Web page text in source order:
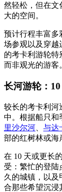
然轻松，但在文
大的空间。
预计行程丰富多
场参观以及穿越
的考卡利游轮特
而非观光的游客
长河游轮：
较长的考卡利河
中。根据船只和
里沙尔河
与达
部的红树林或海
在 10 天或更长
受：繁忙的登陆
久的城镇，以及
合那些希望沉浸